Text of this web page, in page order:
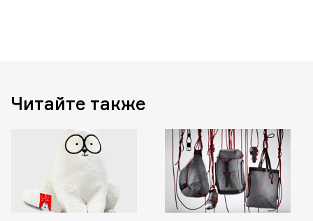
Читайте также